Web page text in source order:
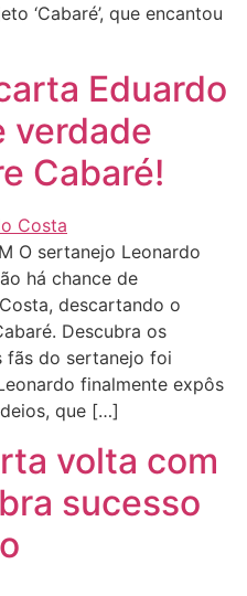
‘Cabaré’, que encantou
Eduardo
verdade
Cabaré!
O sertanejo Leonardo
há chance de
descartando o
Descubra os
fãs do sertanejo foi
finalmente expôs
que […]
volta com
sucesso